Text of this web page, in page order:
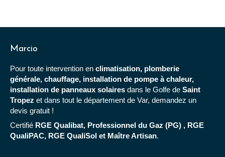
Marcio
Pour toute intervention en climatisation, plomberie
générale, chauffage, installation de pompe à chaleur,
installation de panneaux solaires dans le Golfe de Saint
Tropez et dans tout le département de Var, demandez un
devis gratuit !
Certifié RGE Qualibat, Professionnel du Gaz (PG) , RGE
QualiPAC, RGE QualiSol et Maître Artisan.